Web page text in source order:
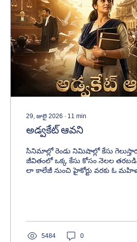
29, జులై 2026 ∙ 11 min
అడ్వకేట్ ఆవని
సినిమాల్లో రెండు నిమిషాల్లో కేసు
జీవితంలో ఒక్క కేసు కోసం నెలల తరబడి
లా కాలేజీ నుంచి హైకోర్టు వరకు ఓ
5484 0